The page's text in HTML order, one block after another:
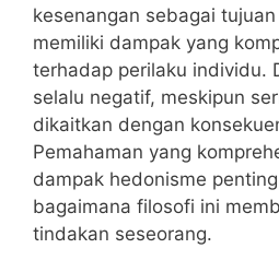
kesenangan sebagai
memiliki dampak yang
terhadap perilaku individu.
selalu negatif, meskipun
dikaitkan dengan
Pemahaman yang
dampak hedonisme
bagaimana filosofi ini
tindakan seseorang.